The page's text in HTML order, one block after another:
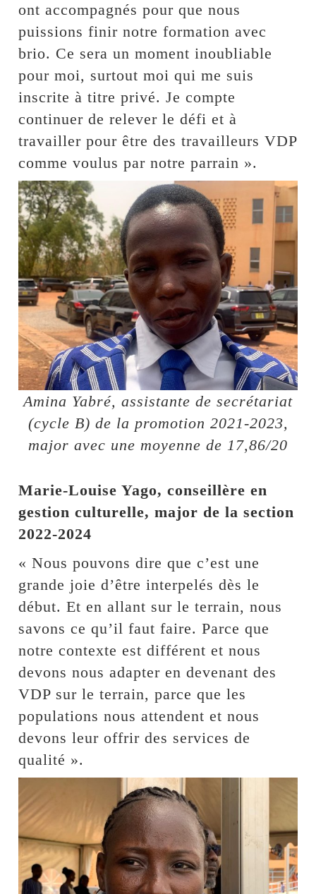
ont accompagnés pour que nous
puissions finir notre formation avec
brio. Ce sera un moment inoubliable
pour moi, surtout moi qui me suis
inscrite à titre privé. Je compte
continuer de relever le défi et à
travailler pour être des travailleurs VDP
comme voulus par notre parrain ».
Amina Yabré, assistante de secrétariat
(cycle B) de la promotion 2021-2023,
major avec une moyenne de 17,86/20
Marie-Louise Yago, conseillère en
gestion culturelle, major de la section
2022-2024
« Nous pouvons dire que c’est une
grande joie d’être interpelés dès le
début. Et en allant sur le terrain, nous
savons ce qu’il faut faire. Parce que
notre contexte est différent et nous
devons nous adapter en devenant des
VDP sur le terrain, parce que les
populations nous attendent et nous
devons leur offrir des services de
qualité ».